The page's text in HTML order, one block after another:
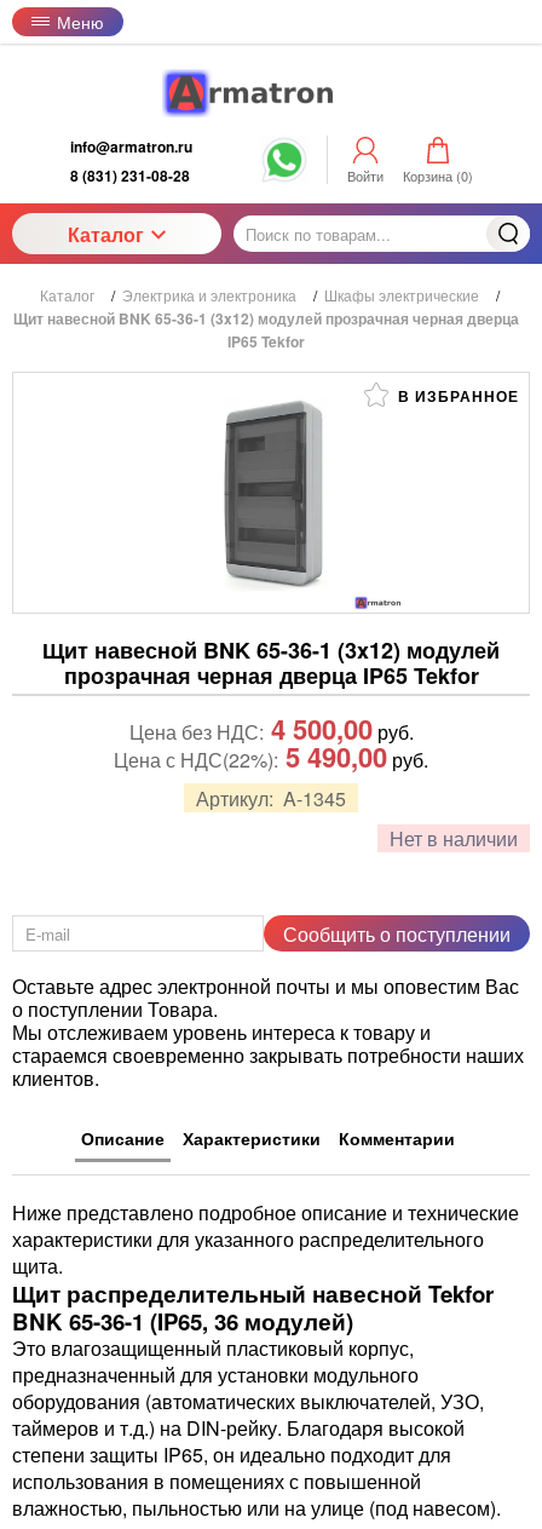
Меню
info@armatron.ru
8 (831) 231-08-28
Войти Корзина (0)
Каталог
Каталог / Электрика и электроника / Шкафы электрические /
Щит навесной BNK 65-36-1 (3x12) модулей прозрачная черная дверца
IP65 Tekfor
В ИЗБРАННОЕ
Щит навесной BNK 65-36-1 (3x12) модулей
прозрачная черная дверца IP65 Tekfor
Артикул: A-1345
Нет в наличии
Цена без НДС: 4 500,00руб.
Цена с НДС(22%): 5 490,00 руб.
Сообщить о поступлении
Оставьте адрес электронной почты и мы оповестим Вас
о поступлении Товара.
Мы отслеживаем уровень интереса к товару и
стараемся своевременно закрывать потребности наших
клиентов.
Описание Характеристики Комментарии
Ниже представлено подробное описание и технические
характеристики для указанного распределительного
щита.
Щит распределительный навесной Tekfor
BNK 65-36-1 (IP65, 36 модулей)
Это влагозащищенный пластиковый корпус,
предназначенный для установки модульного
оборудования (автоматических выключателей, УЗО,
таймеров и т.д.) на DIN-рейку. Благодаря высокой
степени защиты IP65, он идеально подходит для
использования в помещениях с повышенной
влажностью, пыльностью или на улице (под навесом).